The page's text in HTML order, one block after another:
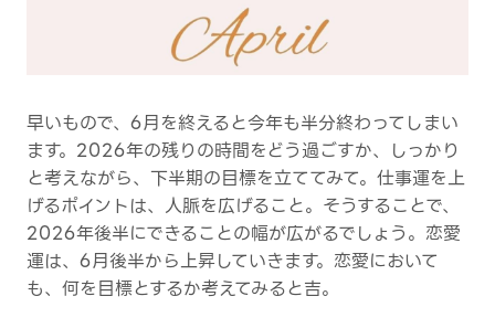
早いもので、6月を終えると今年も半分終わってしまい
ます。2026年の残りの時間をどう過ごすか、しっかり
と考えながら、下半期の目標を立ててみて。仕事運を上
げるポイントは、人脈を広げること。そうすることで、
2026年後半にできることの幅が広がるでしょう。恋愛
運は、6月後半から上昇していきます。恋愛において
も、何を目標とするか考えてみると吉。